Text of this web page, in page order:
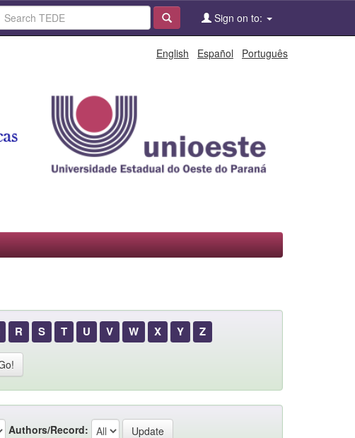
Sign on to:
English Español Português
R S T U V W X Y Z
Authors/Record: